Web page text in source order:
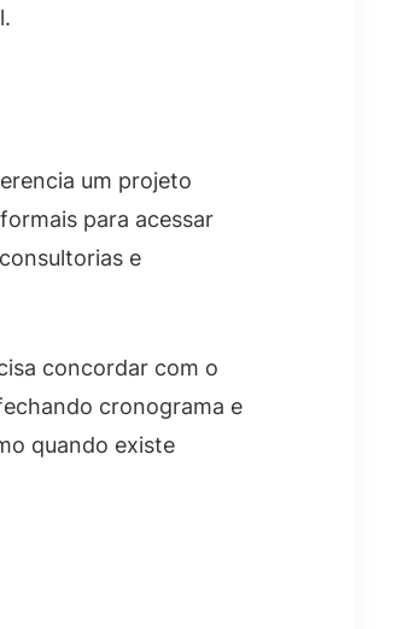
um projeto
para acessar
e
concordar com o
cronograma e
quando existe